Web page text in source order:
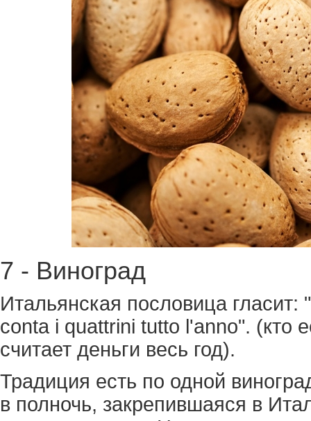
7 - Виноград
Итальянская пословица
conta i quattrini tutto l'anno". (кто
считает деньги весь год).
Традиция есть по одной
в полночь, закрепившаяся в